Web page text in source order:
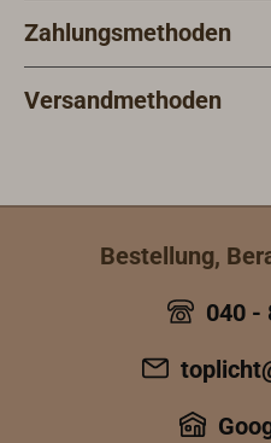
Zahlungsmethoden
Versandmethoden
Bestellung,
040 -